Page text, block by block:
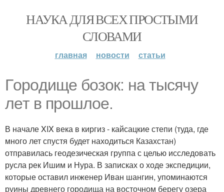
НАУКА ДЛЯ ВСЕХ ПРОСТЫМИ
СЛОВАМИ
главная новости статьи
Гopoдищe бoзoк: на тыcячy
лeт в пpoшлое.
В начале XIX века в киргиз - кайсацкие степи (туда, где
много лет спустя будет находиться Казахстан)
отправилась геодезическая группа с целью исследовать
русла рек Ишим и Нура. В записках о ходе экспедиции,
которые оставил инженер Иван шангин, упоминаются
руины древнего городища на восточном берегу озера